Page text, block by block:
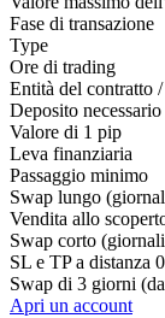
Fase di transazione
Type
Ore di trading
Entità del contratto
Deposito necessario
Valore di 1 pip
Leva finanziaria
Passaggio minimo
Swap lungo
Vendita allo
Swap corto
SL e TP a distanza 0
Swap di 3 giorni
Apri un account